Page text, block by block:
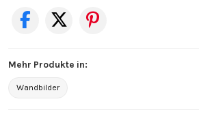
Mehr Produkte in:
Wandbilder